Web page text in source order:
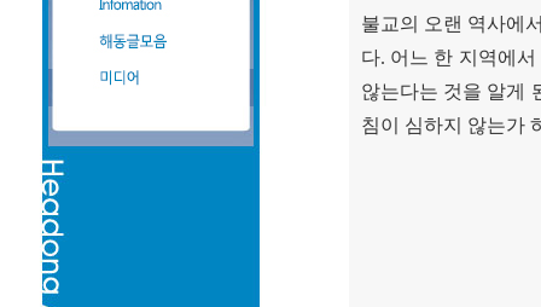
불교의 오랜 역사에
다. 어느 한 지역에
않는다는 것을 알게
침이 심하지 않는가